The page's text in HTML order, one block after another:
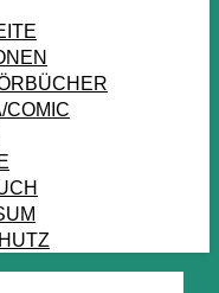
COMIC